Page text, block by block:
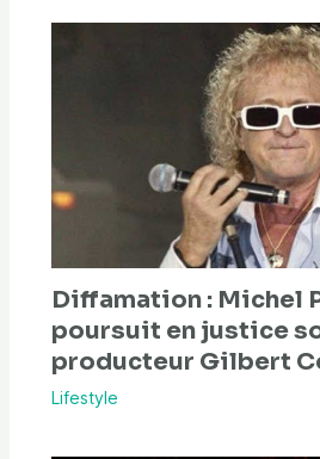
Diffamation : Michel
poursuit en justice
producteur Gilbert
Lifestyle